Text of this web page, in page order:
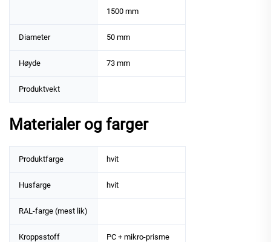
1500 mm
Diameter 50 mm
Høyde 73 mm
Produktvekt
Materialer og farger
Produktfarge hvit
Husfarge hvit
RAL-farge (mest lik)
Kroppsstoff PC + mikro-prisme